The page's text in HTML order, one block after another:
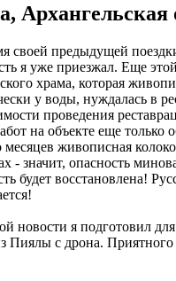
Архангельская
своей предыдущей
я уже приезжал. Еще
храма, которая
у воды, нуждалась в
проведения
на объекте еще только
месяцев живописная
- значит, опасность
будет восстановлена!
новости я подготовил
Пиялы с дрона.